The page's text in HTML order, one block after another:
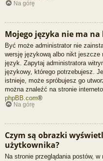
Na górę
Mojego języka nie ma na
Być może administrator nie
wersję językową albo nikt jeszcze
język. Zapytaj administratora
językowy, którego potrzebujesz.
istnieje, może spróbujesz go
można znaleźć na stronie
phpBB.com®
Na górę
Czym są obrazki
użytkownika?
Na stronie przeglądania postów,